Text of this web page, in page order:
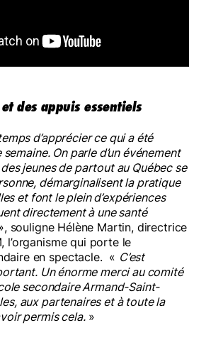
des appuis essentiels
d’apprécier ce qui a été
On parle d’un événement
jeunes de partout au Québec se
démarginalisent la pratique
et font le plein d’expériences
directement à une santé
souligne Hélène Martin, directrice
l’organisme qui porte le
en spectacle. « C’est
Un énorme merci au comité
secondaire Armand-Saint-
aux partenaires et à toute la
permis cela.»